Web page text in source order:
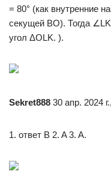
= 80° (как внутренние
секущей ВО). Тогда
угол ΔOLK. ).
Sekret888 30 апр. 2024
1. ответ B 2. A 3. A.